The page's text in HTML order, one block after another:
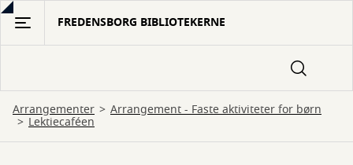
Gå
hovedindhold
FREDENSBORG BIBLIOTEKERNE
Arrangementer Arrangement - Faste aktiviteter for børn
Lektiecaféen